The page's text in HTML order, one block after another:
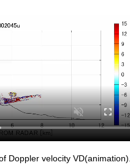
Doppler velocity